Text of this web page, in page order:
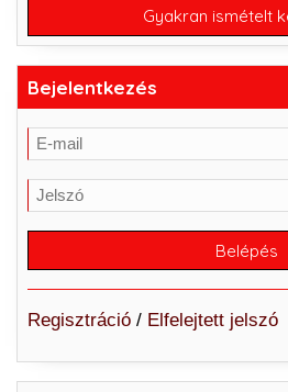
Gyakran ismételt
Bejelentkezés
Regisztráció/ Elfelejtett jelszó